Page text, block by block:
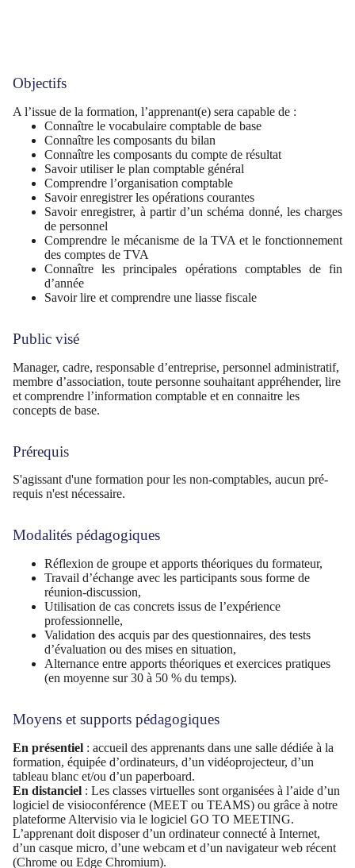
Objectifs
A l’issue de la formation, l’apprenant(e) sera capable de :
Connaître le vocabulaire comptable de base
Connaître les composants du bilan
Connaître les composants du compte de résultat
Savoir utiliser le plan comptable général
Comprendre l’organisation comptable
Savoir enregistrer les opérations courantes
Savoir enregistrer, à partir d’un schéma donné, les charges
de personnel
Comprendre le mécanisme de la TVA et le fonctionnement
des comptes de TVA
Connaître les principales opérations comptables de fin
d’année
Savoir lire et comprendre une liasse fiscale
Public visé
Manager, cadre, responsable d’entreprise, personnel administratif,
membre d’association, toute personne souhaitant appréhender, lire
et comprendre l’information comptable et en connaitre les
concepts de base.
Prérequis
S'agissant d'une formation pour les non-comptables, aucun pré-
requis n'est nécessaire.
Modalités pédagogiques
Réflexion de groupe et apports théoriques du formateur,
Travail d’échange avec les participants sous forme de
réunion-discussion,
Utilisation de cas concrets issus de l’expérience
professionnelle,
Validation des acquis par des questionnaires, des tests
d’évaluation ou des mises en situation,
Alternance entre apports théoriques et exercices pratiques
(en moyenne sur 30 à 50 % du temps).
Moyens et supports pédagogiques
En présentiel : accueil des apprenants dans une salle dédiée à la
formation, équipée d’ordinateurs, d’un vidéoprojecteur, d’un
tableau blanc et/ou d’un paperboard.
En distanciel : Les classes virtuelles sont organisées à l’aide d’un
logiciel de visioconférence (MEET ou TEAMS) ou grâce à notre
plateforme Altervisio via le logiciel GO TO MEETING.
L’apprenant doit disposer d’un ordinateur connecté à Internet,
d’un casque micro, d’une webcam et d’un navigateur web récent
(Chrome ou Edge Chromium).